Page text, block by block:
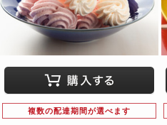
複数の配達期間が選べます